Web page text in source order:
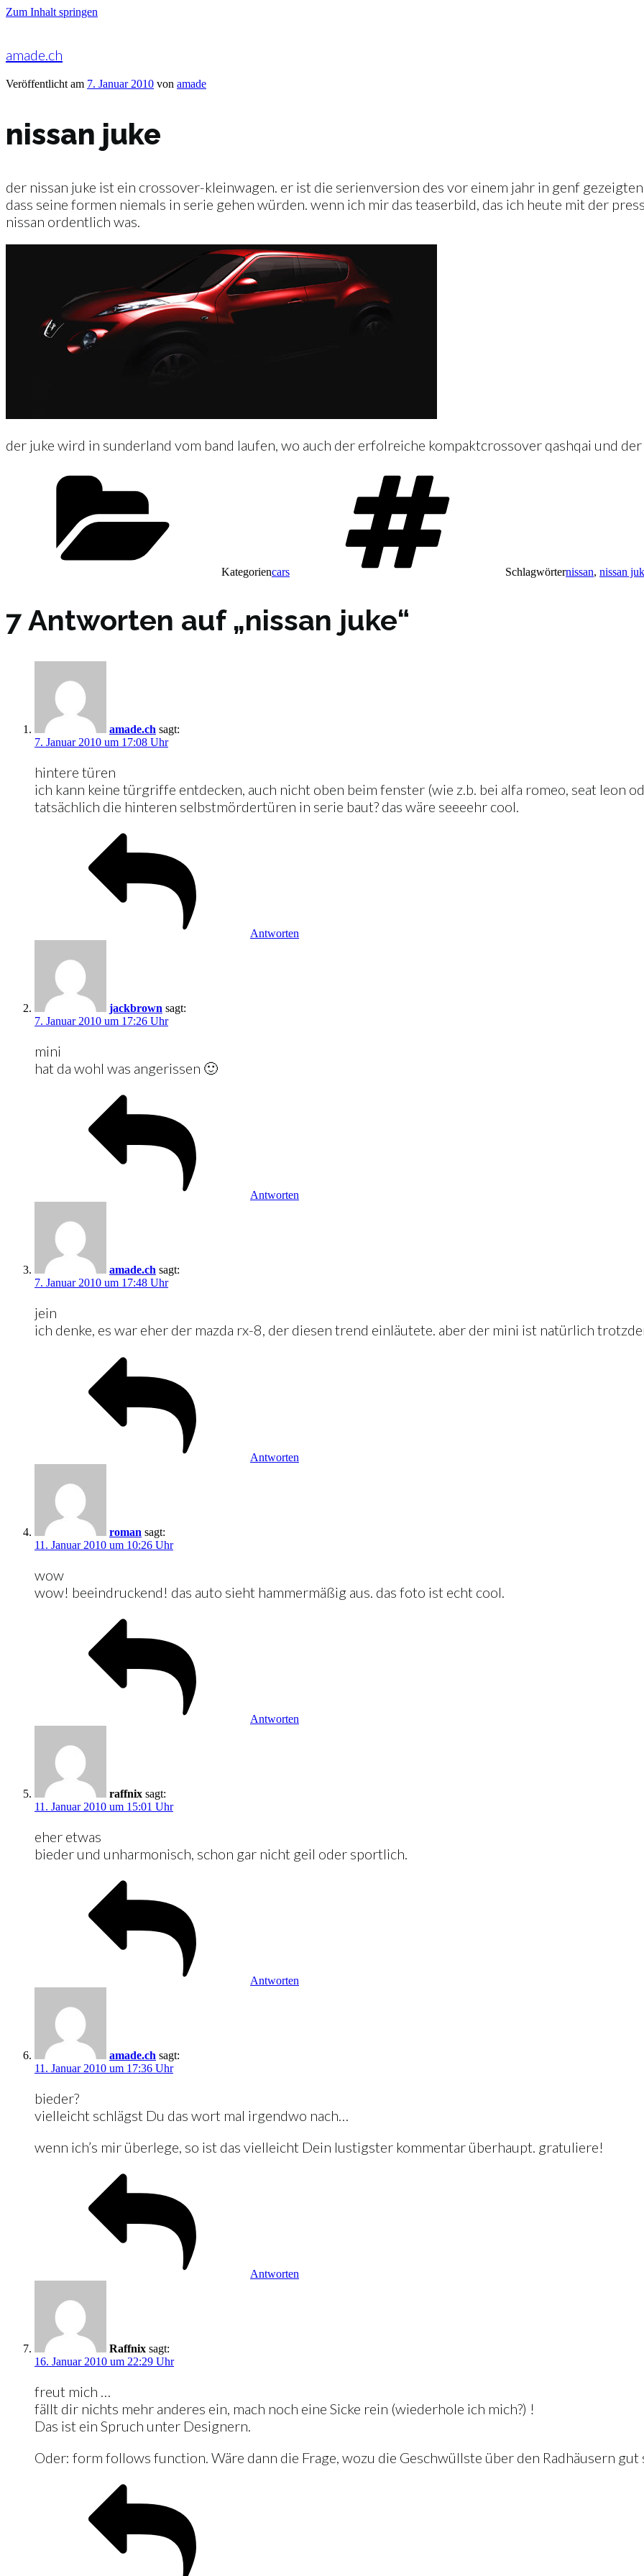
Zum Inhalt springen
amade.ch
Veröffentlicht am 7. Januar 2010 von amade
nissan juke
der nissan juke ist ein crossover-kleinwagen. er ist die serienversion des vor einem jahr in genf gezeigten
dass seine formen niemals in serie gehen würden. wenn ich mir das teaserbild, das ich heute mit der
nissan ordentlich was.
der juke wird in sunderland vom band laufen, wo auch der erfolreiche kompaktcrossover qashqai und
Kategoriencars Schlagwörternissan, nissan
7 Antworten auf „nissan juke“
amade.ch sagt:
7. Januar 2010 um 17:08 Uhr
hintere türen
ich kann keine türgriffe entdecken, auch nicht oben beim fenster (wie z.b. bei alfa romeo, seat leon
tatsächlich die hinteren selbstmördertüren in serie baut? das wäre seeeehr cool.
Antworten
jackbrown sagt:
7. Januar 2010 um 17:26 Uhr
mini
hat da wohl was angerissen 🙂
Antworten
amade.ch sagt:
7. Januar 2010 um 17:48 Uhr
jein
ich denke, es war eher der mazda rx-8, der diesen trend einläutete. aber der mini ist natürlich
Antworten
roman sagt:
11. Januar 2010 um 10:26 Uhr
wow
wow! beeindruckend! das auto sieht hammermäßig aus. das foto ist echt cool.
Antworten
raffnix sagt:
11. Januar 2010 um 15:01 Uhr
eher etwas
bieder und unharmonisch, schon gar nicht geil oder sportlich.
Antworten
amade.ch sagt:
11. Januar 2010 um 17:36 Uhr
bieder?
vielleicht schlägst Du das wort mal irgendwo nach…
wenn ich’s mir überlege, so ist das vielleicht Dein lustigster kommentar überhaupt. gratuliere!
Antworten
Raffnix sagt:
16. Januar 2010 um 22:29 Uhr
freut mich …
fällt dir nichts mehr anderes ein, mach noch eine Sicke rein (wiederhole ich mich?) !
Das ist ein Spruch unter Designern.
Oder: form follows function. Wäre dann die Frage, wozu die Geschwüllste über den Radhäusern gut